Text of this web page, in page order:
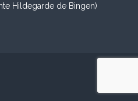
Hildegarde de Bingen)